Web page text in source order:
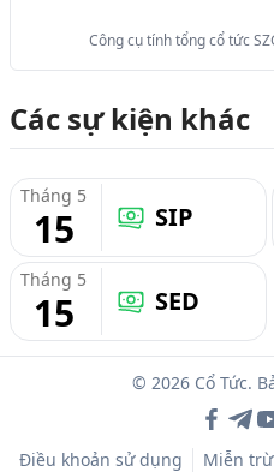
Công cụ tính tổng cổ tức
Các sự kiện khác
Tháng 5
15 SIP
Tháng 5
15 SED
© 2026 Cổ Tức.
Điều khoản sử dụng Miễn